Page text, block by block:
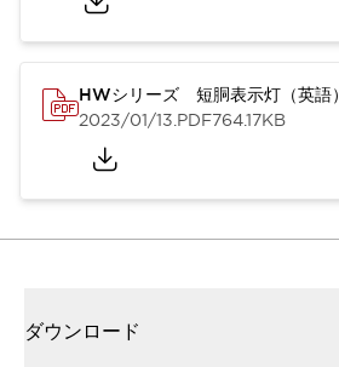
HWシリーズ 短胴表示灯（英語）
2023/01/13.PDF764.17KB
ダウンロード